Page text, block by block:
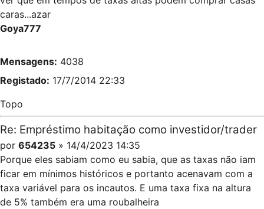
caras...azar
Goya777
Mensagens: 4038
Registado: 17/7/2014 22:33
Topo
Re: Empréstimo habitação como investidor/trader
por 654235 » 14/4/2023 14:35
Porque eles sabiam como eu sabia, que as taxas não iam
ficar em mínimos históricos e portanto acenavam com a
taxa variável para os incautos. E uma taxa fixa na altura
de 5% também era uma roubalheira